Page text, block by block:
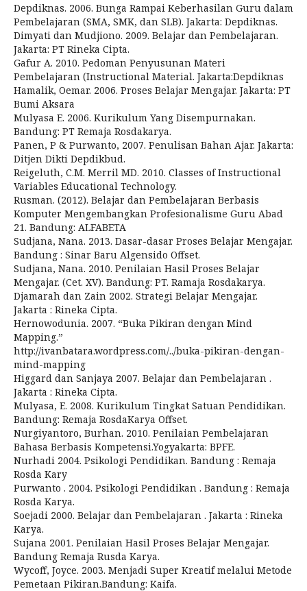
Depdiknas. 2006. Bunga Rampai Keberhasilan Guru dalam
Pembelajaran (SMA, SMK, dan SLB). Jakarta: Depdiknas.
Dimyati dan Mudjiono. 2009. Belajar dan Pembelajaran.
Jakarta: PT Rineka Cipta.
Gafur A. 2010. Pedoman Penyusunan Materi
Pembelajaran (Instructional Material. Jakarta:Depdiknas
Hamalik, Oemar. 2006. Proses Belajar Mengajar. Jakarta: PT
Bumi Aksara
Mulyasa E. 2006. Kurikulum Yang Disempurnakan.
Bandung: PT Remaja Rosdakarya.
Panen, P & Purwanto, 2007. Penulisan Bahan Ajar. Jakarta:
Ditjen Dikti Depdikbud.
Reigeluth, C.M. Merril MD. 2010. Classes of Instructional
Variables Educational Technology.
Rusman. (2012). Belajar dan Pembelajaran Berbasis
Komputer Mengembangkan Profesionalisme Guru Abad
21. Bandung: ALFABETA
Sudjana, Nana. 2013. Dasar-dasar Proses Belajar Mengajar.
Bandung : Sinar Baru Algensido Offset.
Sudjana, Nana. 2010. Penilaian Hasil Proses Belajar
Mengajar. (Cet. XV). Bandung: PT. Ramaja Rosdakarya.
Djamarah dan Zain 2002. Strategi Belajar Mengajar.
Jakarta : Rineka Cipta.
Hernowodunia. 2007. “Buka Pikiran dengan Mind
Mapping.”
http://ivanbatara.wordpress.com/../buka-pikiran-dengan-
mind-mapping
Higgard dan Sanjaya 2007. Belajar dan Pembelajaran .
Jakarta : Rineka Cipta.
Mulyasa, E. 2008. Kurikulum Tingkat Satuan Pendidikan.
Bandung: Remaja RosdaKarya Offset.
Nurgiyantoro, Burhan. 2010. Penilaian Pembelajaran
Bahasa Berbasis Kompetensi.Yogyakarta: BPFE.
Nurhadi 2004. Psikologi Pendidikan. Bandung : Remaja
Rosda Kary
Purwanto . 2004. Psikologi Pendidikan . Bandung : Remaja
Rosda Karya.
Soejadi 2000. Belajar dan Pembelajaran . Jakarta : Rineka
Karya.
Sujana 2001. Penilaian Hasil Proses Belajar Mengajar.
Bandung Remaja Rusda Karya.
Wycoff, Joyce. 2003. Menjadi Super Kreatif melalui Metode
Pemetaan Pikiran.Bandung: Kaifa.